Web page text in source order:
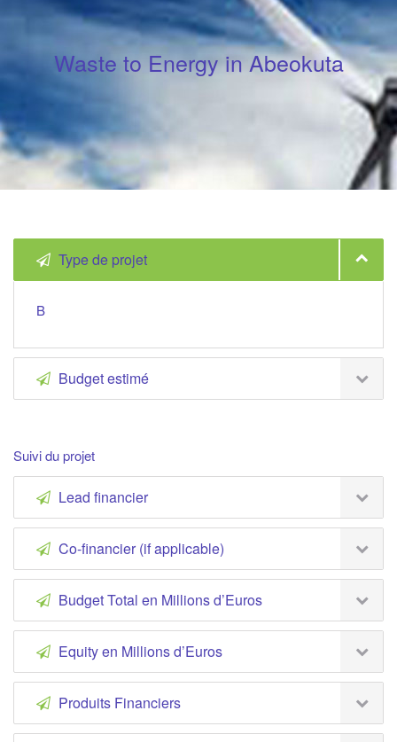
Waste to Energy in Abeokuta
Type de projet
B
Budget estimé
Suivi du projet
Lead financier
Co-financier (if applicable)
Budget Total en Millions d’Euros
Equity en Millions d’Euros
Produits Financiers